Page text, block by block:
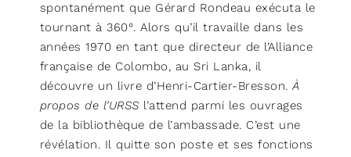
spontanément que Gérard Rondeau exécuta le
tournant à 360°. Alors qu’il travaille dans les
années 1970 en tant que directeur de l’Alliance
française de Colombo, au Sri Lanka, il
découvre un livre d’Henri-Cartier-Bresson.À
propos de l’URSS l’attend parmi les ouvrages
de la bibliothèque de l’ambassade. C’est une
révélation. Il quitte son poste et ses fonctions